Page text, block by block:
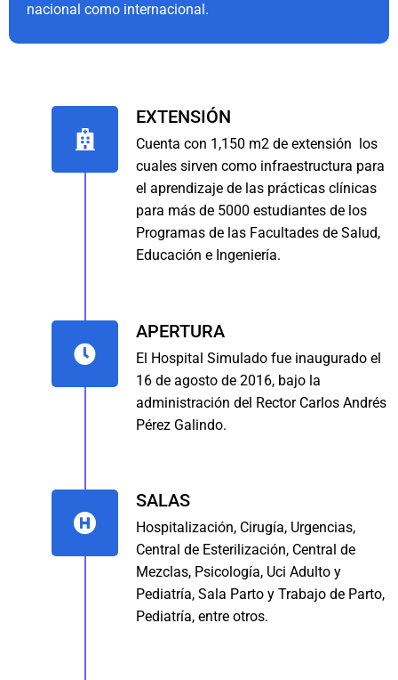
nacional como internacional.
EXTENSIÓN
Cuenta con 1,150 m2 de extensión los
cuales sirven como infraestructura para
el aprendizaje de las prácticas clínicas
para más de 5000 estudiantes de los
Programas de las Facultades de Salud,
Educación e Ingeniería.
APERTURA
El Hospital Simulado fue inaugurado el
16 de agosto de 2016, bajo la
administración del Rector Carlos Andrés
Pérez Galindo.
SALAS
Hospitalización, Cirugía, Urgencias,
Central de Esterilización, Central de
Mezclas, Psicología, Uci Adulto y
Pediatría, Sala Parto y Trabajo de Parto,
Pediatría, entre otros.